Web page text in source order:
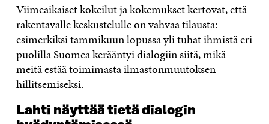
Viimeaikaiset kokeilut ja kokemukset kertovat, että
rakentavalle keskustelulle on vahvaa tilausta:
esimerkiksi tammikuun lopussa yli tuhat ihmistä eri
puolilla Suomea kerääntyi dialogiin siitä,mikä
meitä estää toimimasta ilmastonmuutoksen
hillitsemiseksi.
Lahti näyttää tietä dialogin